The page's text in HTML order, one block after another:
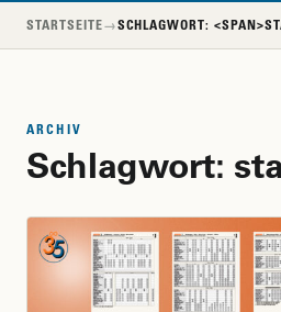
STARTSEITE→SCHLAGWORT:
ARCHIV
Schlagwort: